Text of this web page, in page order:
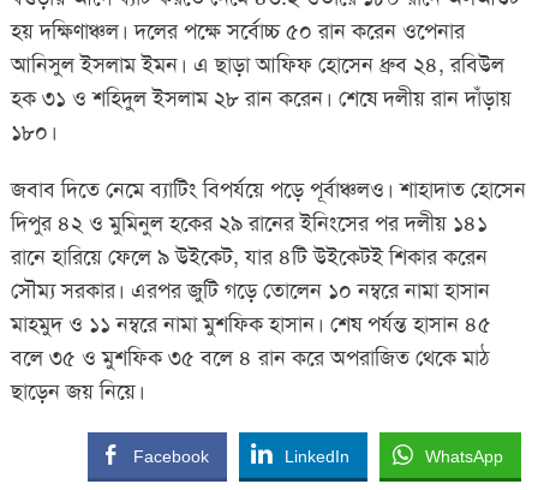
হয় দক্ষিণাঞ্চল। দলের পক্ষে সর্বোচ্চ ৫০ রান করেন ওপেনার
আনিসুল ইসলাম ইমন। এ ছাড়া আফিফ হোসেন ধ্রুব ২৪, রবিউল
হক ৩১ ও শহিদুল ইসলাম ২৮ রান করেন। শেষে দলীয় রান দাঁড়ায়
১৮০।
জবাব দিতে নেমে ব্যাটিং বিপর্যয়ে পড়ে পূর্বাঞ্চলও। শাহাদাত হোসেন
দিপুর ৪২ ও মুমিনুল হকের ২৯ রানের ইনিংসের পর দলীয় ১৪১
রানে হারিয়ে ফেলে ৯ উইকেট, যার ৪টি উইকেটই শিকার করেন
সৌম্য সরকার। এরপর জুটি গড়ে তোলেন ১০ নম্বরে নামা হাসান
মাহমুদ ও ১১ নম্বরে নামা মুশফিক হাসান। শেষ পর্যন্ত হাসান ৪৫
বলে ৩৫ ও মুশফিক ৩৫ বলে ৪ রান করে অপরাজিত থেকে মাঠ
ছাড়েন জয় নিয়ে।
Facebook LinkedIn WhatsApp